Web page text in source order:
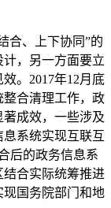
合、上下协同”的
，另一方面要立
。2017年12月底
合清理工作，政
成效，一些涉及
系统实现互联互
后的政务信息系
合实际统筹推进
国务院部门和地